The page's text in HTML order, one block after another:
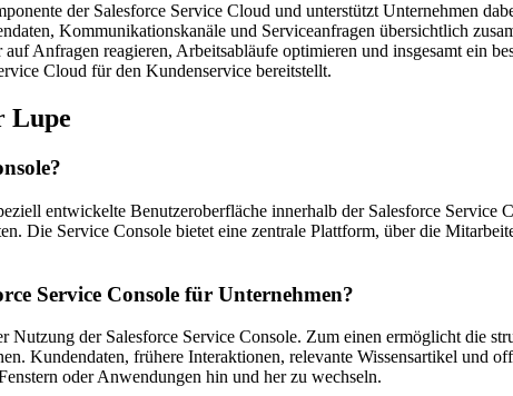
der Salesforce Service Cloud und unterstützt Unternehmen
Kommunikationskanäle und Serviceanfragen übersichtlich
Anfragen reagieren, Arbeitsabläufe optimieren und insgesamt ein
Cloud für den Kundenservice bereitstellt.
Lupe
entwickelte Benutzeroberfläche innerhalb der Salesforce
Die Service Console bietet eine zentrale Plattform, über die
Service Console für Unternehmen?
Nutzung der Salesforce Service Console. Zum einen ermöglicht die
Kundendaten, frühere Interaktionen, relevante Wissensartikel und
oder Anwendungen hin und her zu wechseln.